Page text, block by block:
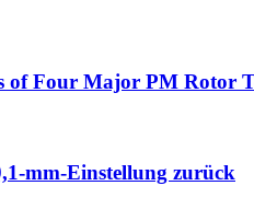
of Four Major PM Rotor
mm-Einstellung zurück